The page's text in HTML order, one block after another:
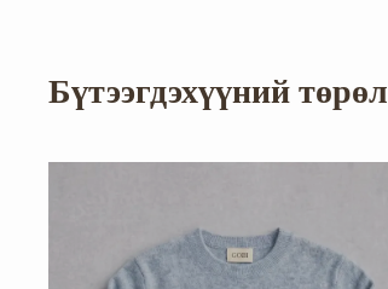
Бүтээгдэхүүний төрөл